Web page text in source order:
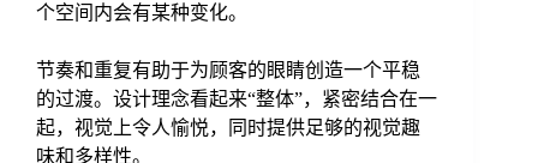
个空间内会有某种变化。
节奏和重复有助于为顾客的眼睛创造一个平稳
的过渡。设计理念看起来“整体”，紧密结合在一
起，视觉上令人愉悦，同时提供足够的视觉趣
味和多样性。